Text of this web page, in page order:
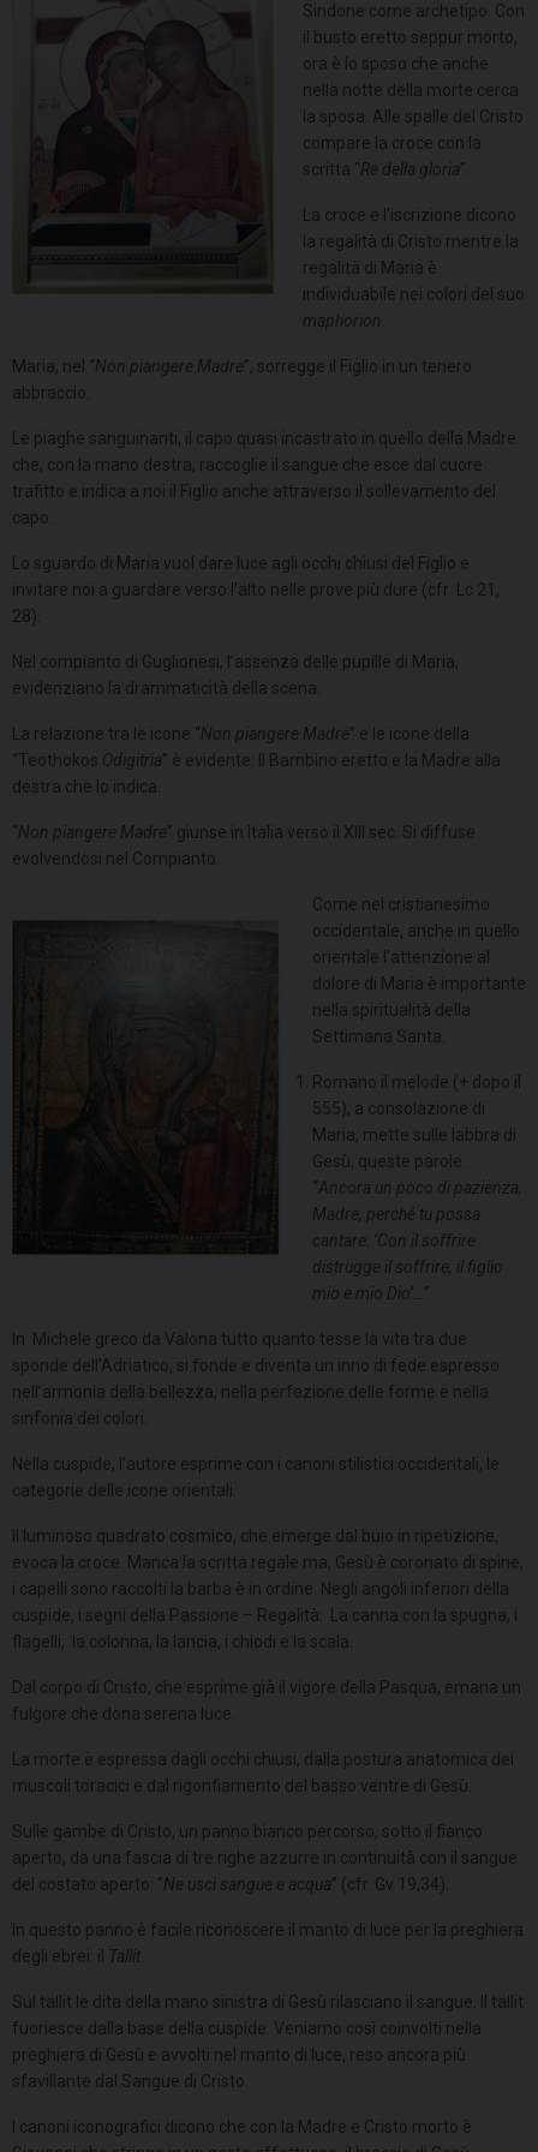
Sindone come archetipo. Con
il busto eretto seppur morto,
ora è lo sposo che anche
nella notte della morte cerca
la sposa. Alle spalle del Cristo
compare la croce con la
scritta “Re della gloria”.
La croce e l’iscrizione dicono
la regalità di Cristo mentre la
regalità di Maria è
individuabile nei colori del suo
maphorion
Maria, nel “Non piangere Madre”, sorregge il Figlio in un tenero
abbraccio.
Le piaghe sanguinanti, il capo quasi incastrato in quello della Madre
che, con la mano destra, raccoglie il sangue che esce dal cuore
trafitto e indica a noi il Figlio anche attraverso il sollevamento del
capo.
Lo sguardo di Maria vuol dare luce agli occhi chiusi del Figlio e
invitare noi a guardare verso l’alto nelle prove più dure (cfr Lc 21,
28).
Nel compianto di Guglionesi, l’assenza delle pupille di Maria,
evidenziano la drammaticità della scena.
La relazione tra le icone “Non piangere Madre” e le icone della
“Teothokos Odigitria” è evidente: Il Bambino eretto e la Madre alla
destra che lo indica.
“Non piangere Madre” giunse in Italia verso il XIII sec. Si diffuse
evolvendosi nel Compianto.
Come nel cristianesimo
occidentale, anche in quello
orientale l’attenzione al
dolore di Maria è importante
nella spiritualità della
Settimana Santa.
Romano il melode (+ dopo il
555), a consolazione di
Maria, mette sulle labbra di
Gesù, queste parole:
“Ancora un poco di pazienza,
Madre, perché tu possa
cantare: ‘Con il soffrire
distrugge il soffrire, il figlio
mio e mio Dio’…”
In Michele greco da Valona tutto quanto tesse la vita tra due
sponde dell’Adriatico, si fonde e diventa un inno di fede espresso
nell’armonia della bellezza, nella perfezione delle forme e nella
sinfonia dei colori.
Nella cuspide, l’autore esprime con i canoni stilistici occidentali, le
categorie delle icone orientali.
Il luminoso quadrato cosmico, che emerge dal buio in ripetizione,
evoca la croce. Manca la scritta regale ma, Gesù è coronato di spine,
i capelli sono raccolti la barba è in ordine. Negli angoli inferiori della
cuspide, i segni della Passione – Regalità: La canna con la spugna, i
flagelli, la colonna, la lancia, i chiodi e la scala.
Dal corpo di Cristo, che esprime già il vigore della Pasqua, emana un
fulgore che dona serena luce.
La morte è espressa dagli occhi chiusi, dalla postura anatomica dei
muscoli toracici e dal rigonfiamento del basso ventre di Gesù.
Sulle gambe di Cristo, un panno bianco percorso, sotto il fianco
aperto, da una fascia di tre righe azzurre in continuità con il sangue
del costato aperto: “Ne uscì sangue e acqua” (cfr. Gv 19,34).
In questo panno è facile riconoscere il manto di luce per la preghiera
degli ebrei: il Tallit
Sul tallit le dita della mano sinistra di Gesù rilasciano il sangue. Il tallit
fuoriesce dalla base della cuspide. Veniamo così coinvolti nella
preghiera di Gesù e avvolti nel manto di luce, reso ancora più
sfavillante dal Sangue di Cristo.
I canoni iconografici dicono che con la Madre e Cristo morto è